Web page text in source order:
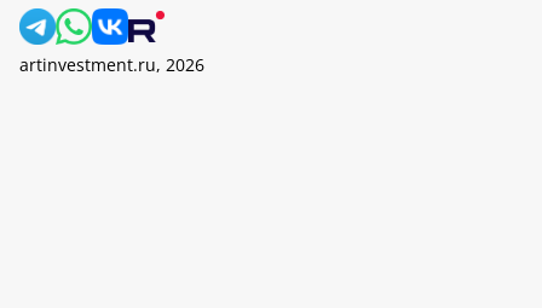
artinvestment.ru, 2026